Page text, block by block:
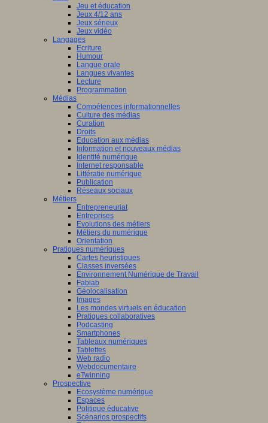
Jeu et éducation
Jeux 4/12 ans
Jeux sérieux
Jeux vidéo
Langages
Ecriture
Humour
Langue orale
Langues vivantes
Lecture
Programmation
Médias
Compétences informationnelles
Culture des médias
Curation
Droits
Education aux médias
Information et nouveaux médias
Identité numérique
Internet responsable
Littératie numérique
Publication
Réseaux sociaux
Métiers
Entrepreneuriat
Entreprises
Evolutions des métiers
Métiers du numérique
Orientation
Pratiques numériques
Cartes heuristiques
Classes inversées
Environnement Numérique de Travail
Fablab
Géolocalisation
Images
Les mondes virtuels en éducation
Pratiques collaboratives
Podcasting
Smartphones
Tableaux numériques
Tablettes
Web radio
Webdocumentaire
eTwinning
Prospective
Ecosystème numérique
Espaces
Politique éducative
Scénarios prospectifs